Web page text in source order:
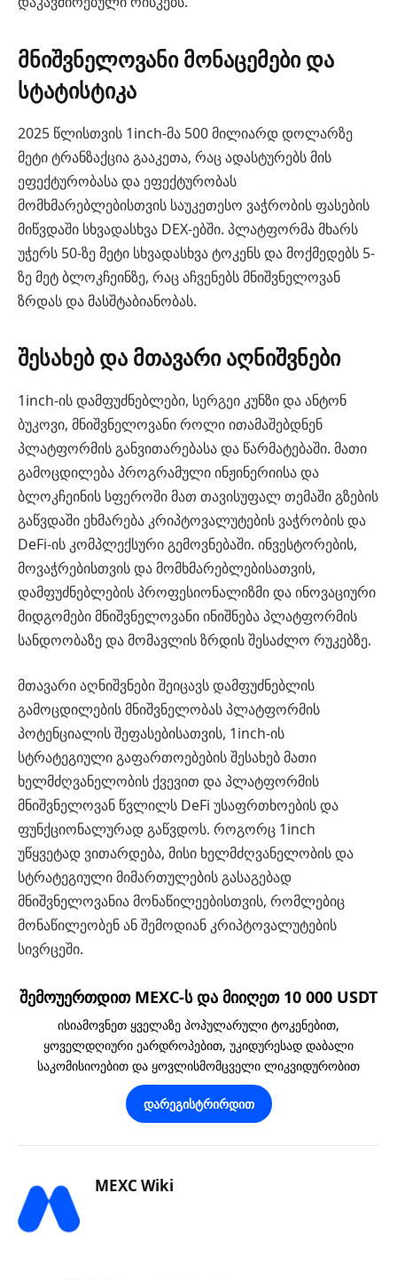
მნიშვნელოვანი მონაცემები და
სტატისტიკა
2025 წლისთვის 1inch-მა 500 მილიარდ დოლარზე
მეტი ტრანზაქცია გააკეთა, რაც ადასტურებს მის
ეფექტურობასა და ეფექტურობას
მომხმარებლებისთვის საუკეთესო ვაჭრობის ფასების
მიწვდაში სხვადასხვა DEX-ებში. პლატფორმა მხარს
უჭერს 50-ზე მეტი სხვადასხვა ტოკენს და მოქმედებს 5-
ზე მეტ ბლოკჩეინზე, რაც აჩვენებს მნიშვნელოვან
ზრდას და მასშტაბიანობას.
შესახებ და მთავარი აღნიშვნები
1inch-ის დამფუძნებლები, სერგეი კუნზი და ანტონ
ბუკოვი, მნიშვნელოვანი როლი ითამაშებდნენ
პლატფორმის განვითარებასა და წარმატებაში. მათი
გამოცდილება პროგრამული ინჟინერიისა და
ბლოკჩეინის სფეროში მათ თავისუფალ თემაში გზების
გაწვდაში ეხმარება კრიპტოვალუტების ვაჭრობის და
DeFi-ის კომპლექსური გემოვნებაში. ინვესტორების,
მოვაჭრებისთვის და მომხმარებლებისათვის,
დამფუძნებლების პროფესიონალიზმი და ინოვაციური
მიდგომები მნიშვნელოვანი ინიშნება პლატფორმის
სანდოობაზე და მომავლის ზრდის შესაძლო რუკებზე.
მთავარი აღნიშვნები შეიცავს დამფუძნებლის
გამოცდილების მნიშვნელობას პლატფორმის
პოტენციალის შეფასებისათვის, 1inch-ის
სტრატეგიული გაფართოებების შესახებ მათი
ხელმძღვანელობის ქვევით და პლატფორმის
მნიშვნელოვან წვლილს DeFi უსაფრთხოების და
ფუნქციონალურად გაწვდოს. როგორც 1inch
უწყვეტად ვითარდება, მისი ხელმძღვანელობის და
სტრატეგიული მიმართულების გასაგებად
მნიშვნელოვანია მონაწილეებისთვის, რომლებიც
მონაწილეობენ ან შემოდიან კრიპტოვალუტების
სივრცეში.
შემოუერთდით MEXC-ს და მიიღეთ 10 000 USDT
ისიამოვნეთ ყველაზე პოპულარული ტოკენებით,
ყოველდღიური ეარდროპებით, უკიდურესად დაბალი
საკომისიოებით და ყოვლისმომცველი ლიკვიდურობით
დარეგისტრირდით
MEXC Wiki